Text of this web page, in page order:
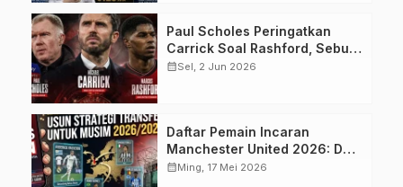
Paul Scholes Peringatkan
Carrick Soal Rashford, Sebut
Reuni di Manchester United
calendar_monthSel, 2 Jun 2026
Daftar Pemain Incaran
Manchester United 2026: Dari
Federico Valverde hingga
calendar_monthMing, 17 Mei 2026